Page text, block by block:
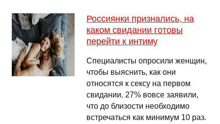
Россиянки признались, на
каком свидании готовы
перейти к интиму
Специалисты опросили женщин,
чтобы выяснить, как они
относятся к сексу на первом
свидании. 27% вовсе заявили,
что до близости необходимо
встречаться как минимум 10 раз.